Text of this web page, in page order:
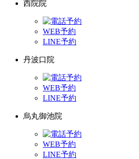
西院院
WEB予約
LINE予約
丹波口院
WEB予約
LINE予約
烏丸御池院
WEB予約
LINE予約